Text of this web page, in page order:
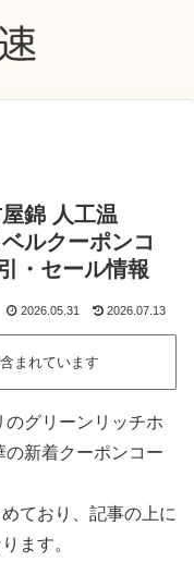
錦 人工温
ルクーポンコ
・セール情報
2026.05.31 2026.07.13
まれています
グリーンリッチホ
新着クーポンコー
ており、記事の上に
ます。